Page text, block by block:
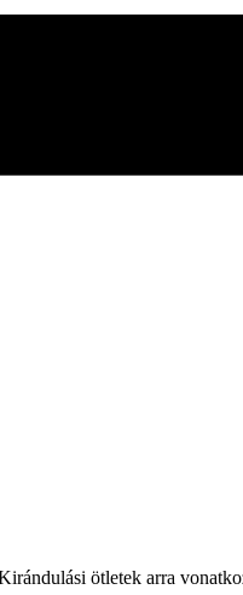
ötletek arra